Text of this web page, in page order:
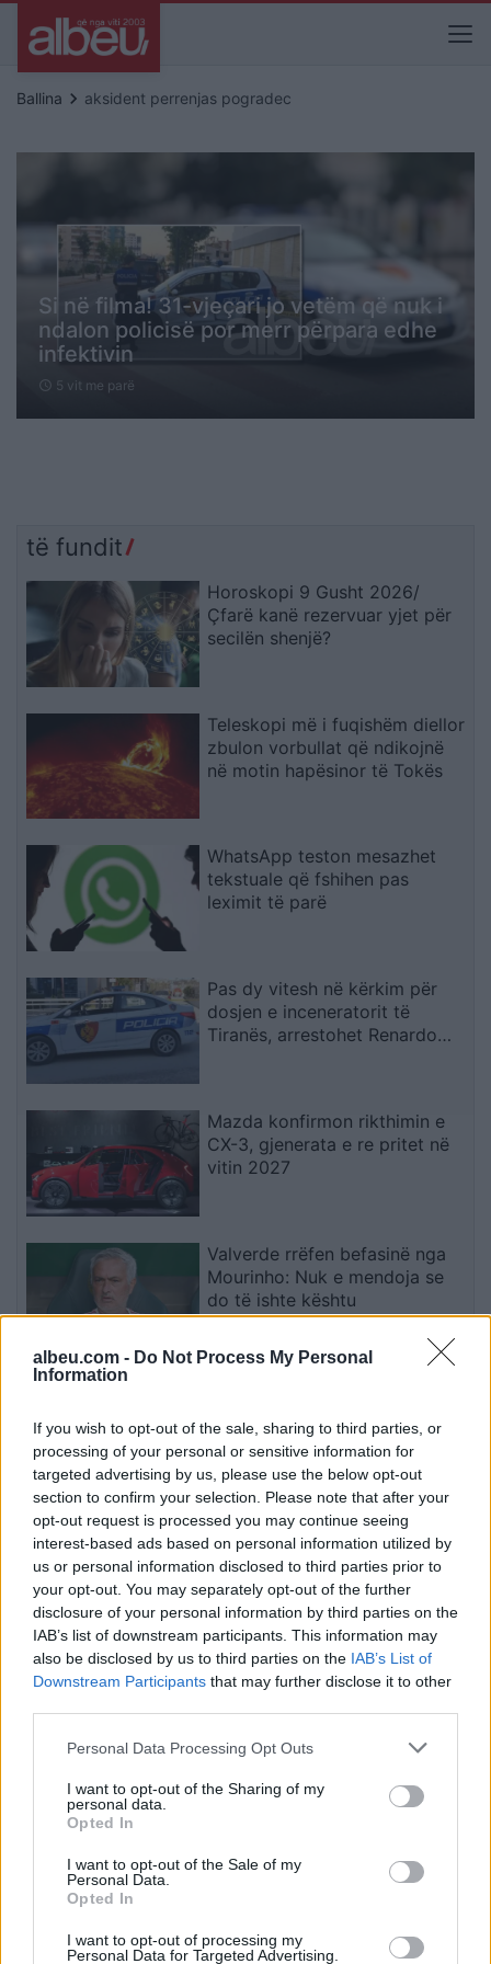
albeu.com - Do Not Process My Personal
Information
If you wish to opt-out of the sale, sharing to third parties, or
processing of your personal or sensitive information for
targeted advertising by us, please use the below opt-out
section to confirm your selection. Please note that after your
opt-out request is processed you may continue seeing
interest-based ads based on personal information utilized by
us or personal information disclosed to third parties prior to
your opt-out. You may separately opt-out of the further
disclosure of your personal information by third parties on the
IAB’s list of downstream participants. This information may
also be disclosed by us to third parties on the IAB’s List of
Downstream Participants that may further disclose it to other
Personal Data Processing Opt Outs
I want to opt-out of the Sharing of my
personal data.
Opted In
I want to opt-out of the Sale of my
Personal Data.
Opted In
I want to opt-out of processing my
Personal Data for Targeted Advertising.
Ballina keyboard_arrow_right aksident perrenjas pogradec
Si në filma! 31-vjeçari jo vetëm që nuk i
ndalon policisë por merr përpara edhe
infektivin
schedule 5 vit me parë
të fundit
Horoskopi 9 Gusht 2026/
Çfarë kanë rezervuar yjet për
secilën shenjë?
Teleskopi më i fuqishëm diellor
zbulon vorbullat që ndikojnë
në motin hapësinor të Tokës
WhatsApp teston mesazhet
tekstuale që fshihen pas
leximit të parë
Pas dy vitesh në kërkim për
dosjen e inceneratorit të
Tiranës, arrestohet Renardo
Mazda konfirmon rikthimin e
CX-3, gjenerata e re pritet në
vitin 2027
Valverde rrëfen befasinë nga
Mourinho: Nuk e mendoja se
do të ishte kështu
dhe flakët u përhapën drejt
malit
Esim for USA|Esim for Italy| Esim for Spain|Esim